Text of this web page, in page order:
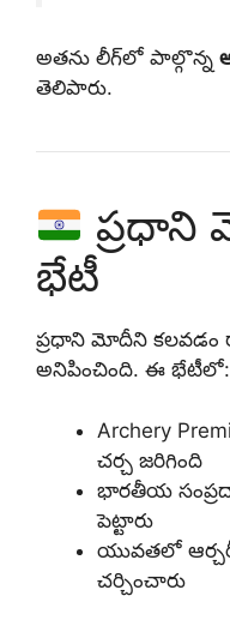
అతను లీగ్‌లో పాల్గొన్న
తెలిపారు.
ప్రధాని
భేటీ
ప్రధాని మోదీని కలవడం
అనిపించింది. ఈ భేటీలో:
Archery
చర్చ జరిగింది
భారతీయ
పెట్టారు
యువతలో
చర్చించారు